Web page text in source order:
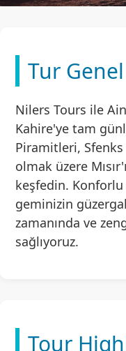
Tur Genel
Nilers Tours ile
Kahire'ye tam
Piramitleri, Sfenks
olmak üzere
keşfedin.
geminizin
zamanında ve
sağlıyoruz.
Tour